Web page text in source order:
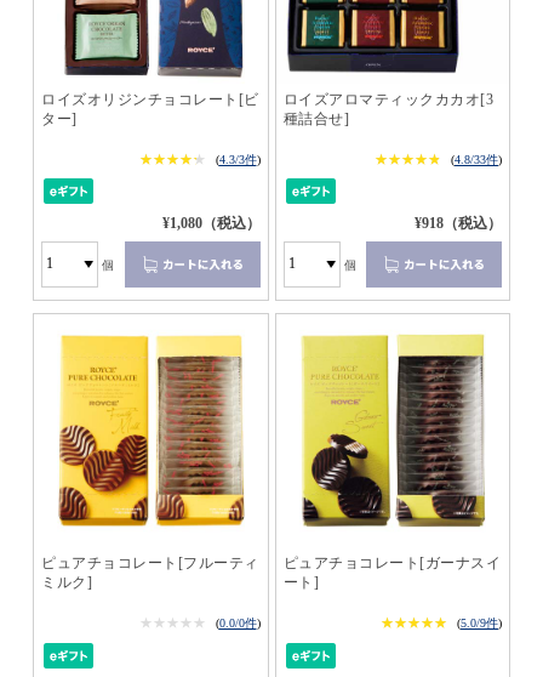
ロイズオリジンチョコレート[ビ
ター]
★★★★★
★★★★★ (4.3/3件)
¥1,080（税込）
個
ロイズアロマティックカカオ[3
種詰合せ]
★★★★★
★★★★★ (4.8/33件)
¥918（税込）
個
ピュアチョコレート[フルーティ
ミルク]
★★★★★
★★★★★ (0.0/0件)
ピュアチョコレート[ガーナスイ
ート]
★★★★★
★★★★★ (5.0/9件)